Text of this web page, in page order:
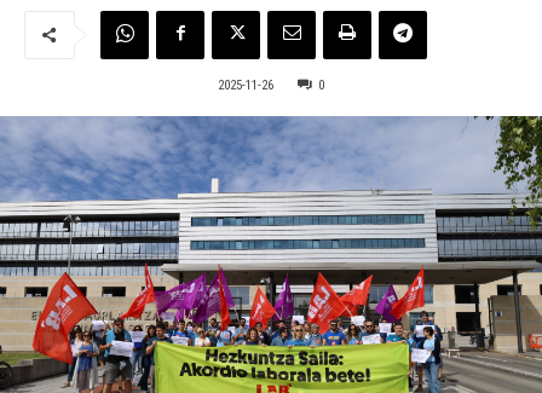
2025-11-26 0